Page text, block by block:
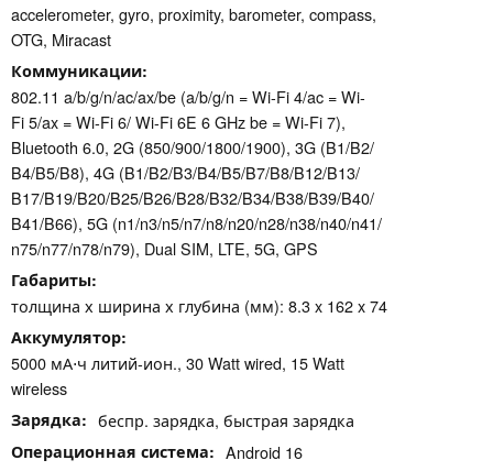
accelerometer, gyro, proximity, barometer, compass,
OTG, Miracast
Коммуникации
802.11 a/​b/​g/​n/​ac/​ax/​be (a/b/g/n = Wi-Fi 4/ac = Wi-
Fi 5/ax = Wi-Fi 6/ Wi-Fi 6E 6 GHz be = Wi-Fi 7),
Bluetooth 6.0, 2G (850/​900/​1800/​1900), 3G (B1/​B2/​
B4/​B5/​B8), 4G (B1/​B2/​B3/​B4/​B5/​B7/​B8/​B12/​B13/​
B17/​B19/​B20/​B25/​B26/​B28/​B32/​B34/​B38/​B39/​B40/​
B41/​B66), 5G (n1/​n3/​n5/​n7/​n8/​n20/​n28/​n38/​n40/​n41/​
n75/​n77/​n78/​n79), Dual SIM, LTE, 5G, GPS
Габариты
толщина х ширина х глубина (мм): 8.3 x 162 x 74
Аккумулятор
5000 мА⋅ч литий-ион., 30 Watt wired, 15 Watt
wireless
Зарядка беспр. зарядка, быстрая зарядка
Операционная система Android 16